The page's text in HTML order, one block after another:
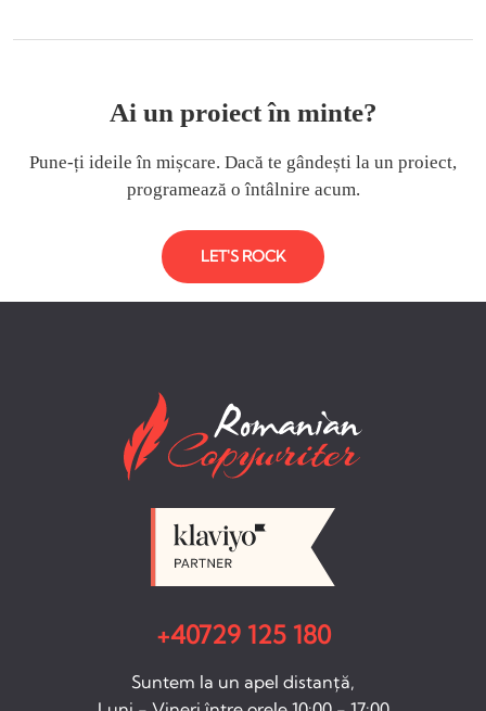
Ai un proiect în minte?
Pune-ți ideile în mișcare. Dacă te gândești la un proiect,
programează o întâlnire acum.
LET'S ROCK
+40729 125 180
Suntem la un apel distanță,